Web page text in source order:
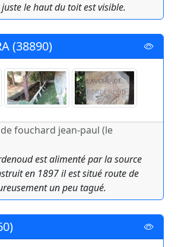
le haut du toit est visible.
(38890)
fouchard jean-paul (le
est alimenté par la source
en 1897 il est situé route de
un peu tagué.